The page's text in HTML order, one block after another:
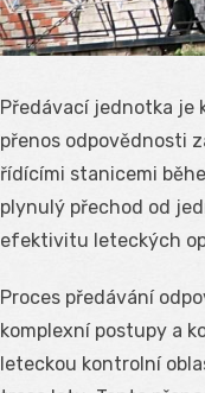
Předávací jednotka je
přenos odpovědnosti
řídícími stanicemi
plynulý přechod od
efektivitu leteckých
Proces předávání
komplexní postupy a
leteckou kontrolní